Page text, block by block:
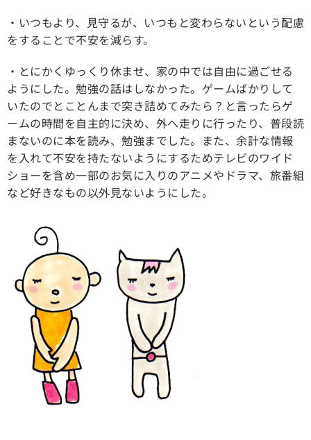
・いつもより、見守るが、いつもと変わらないという配慮
をすることで不安を減らす。
・とにかくゆっくり休ませ、家の中では自由に過ごせる
ようにした。勉強の話はしなかった。ゲームばかりして
いたのでとことんまで突き詰めてみたら？と言ったらゲ
ームの時間を自主的に決め、外へ走りに行ったり、普段読
まないのに本を読み、勉強までした。また、余計な情報
を入れて不安を持たないようにするためテレビのワイド
ショーを含め一部のお気に入りのアニメやドラマ、旅番組
など好きなもの以外見ないようにした。